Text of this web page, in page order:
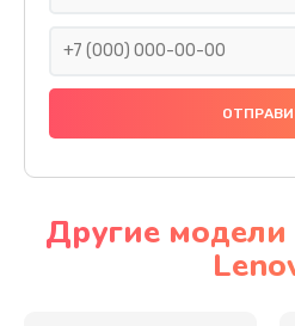
Замена
Замена
Другие